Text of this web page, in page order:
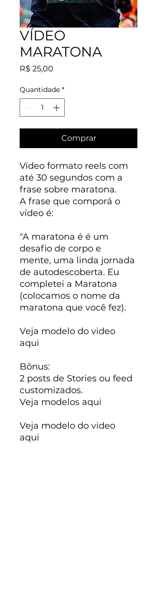
VÍDEO
MARATONA
R$ 25,00
Quantidade *
Comprar
Vídeo formato reels com
até 30 segundos com a
frase sobre maratona.
A frase que comporá o
vídeo é:
"A maratona é é um
desafio de corpo e
mente, uma linda jornada
de autodescoberta. Eu
completei a Maratona
(colocamos o nome da
maratona que você fez).
Veja modelo do video
aqui
Bônus:
2 posts de Stories ou feed
customizados.
Veja modelos aqui
Veja modelo do video
aqui